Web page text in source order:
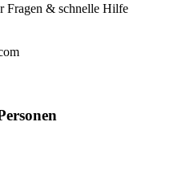
Fragen & schnelle Hilfe